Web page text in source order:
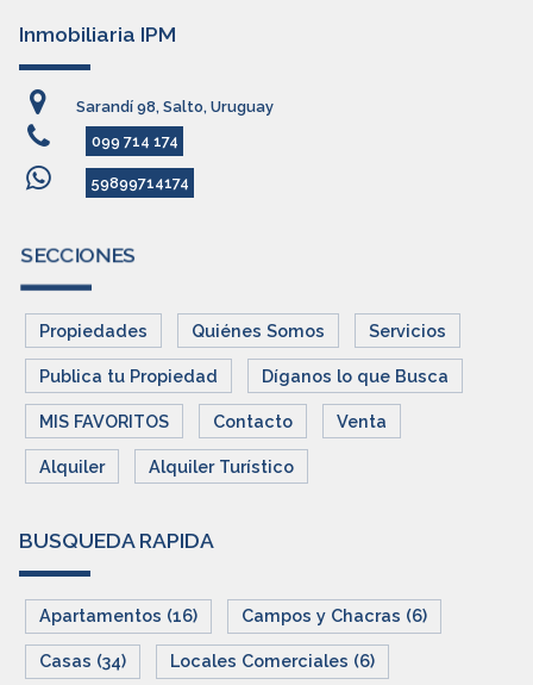
Inmobiliaria IPM
Sarandí 98, Salto, Uruguay
099 714 174
59899714174
SECCIONES
Propiedades Quiénes Somos Servicios
Publica tu Propiedad Díganos lo que Busca
MIS FAVORITOS Contacto Venta
Alquiler Alquiler Turístico
BUSQUEDA RAPIDA
Apartamentos (16) Campos y Chacras (6)
Casas (34) Locales Comerciales (6)